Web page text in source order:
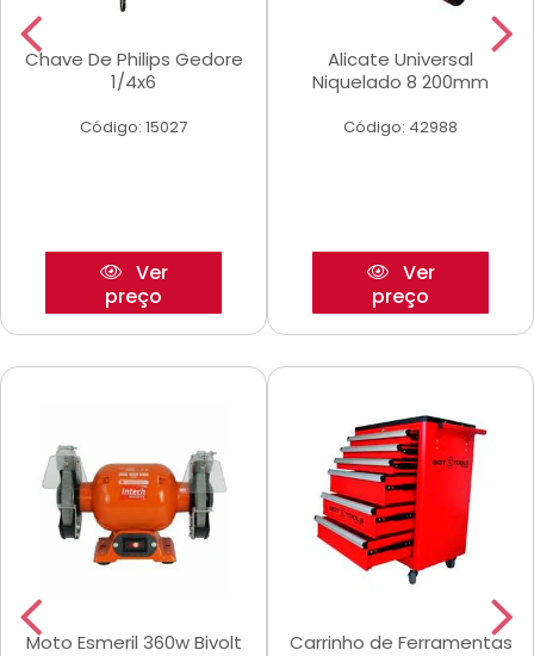
Chave De Philips Gedore
1/4x6
Código: 15027
Ver
preço
Alicate Universal
Niquelado 8 200mm
Código: 42988
Ver
preço
Moto Esmeril 360w Bivolt
Carrinho de Ferramentas